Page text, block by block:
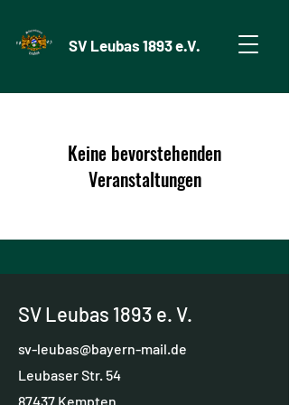
SV Leubas 1893 e.V.
Keine bevorstehenden
Veranstaltungen
SV Leubas 1893 e. V.
sv-leubas@bayern-mail.de
Leubaser Str. 54
87437 Kempten